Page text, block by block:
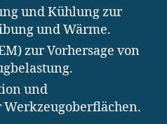
und Kühlung zur
und Wärme.
zur Vorhersage von
und